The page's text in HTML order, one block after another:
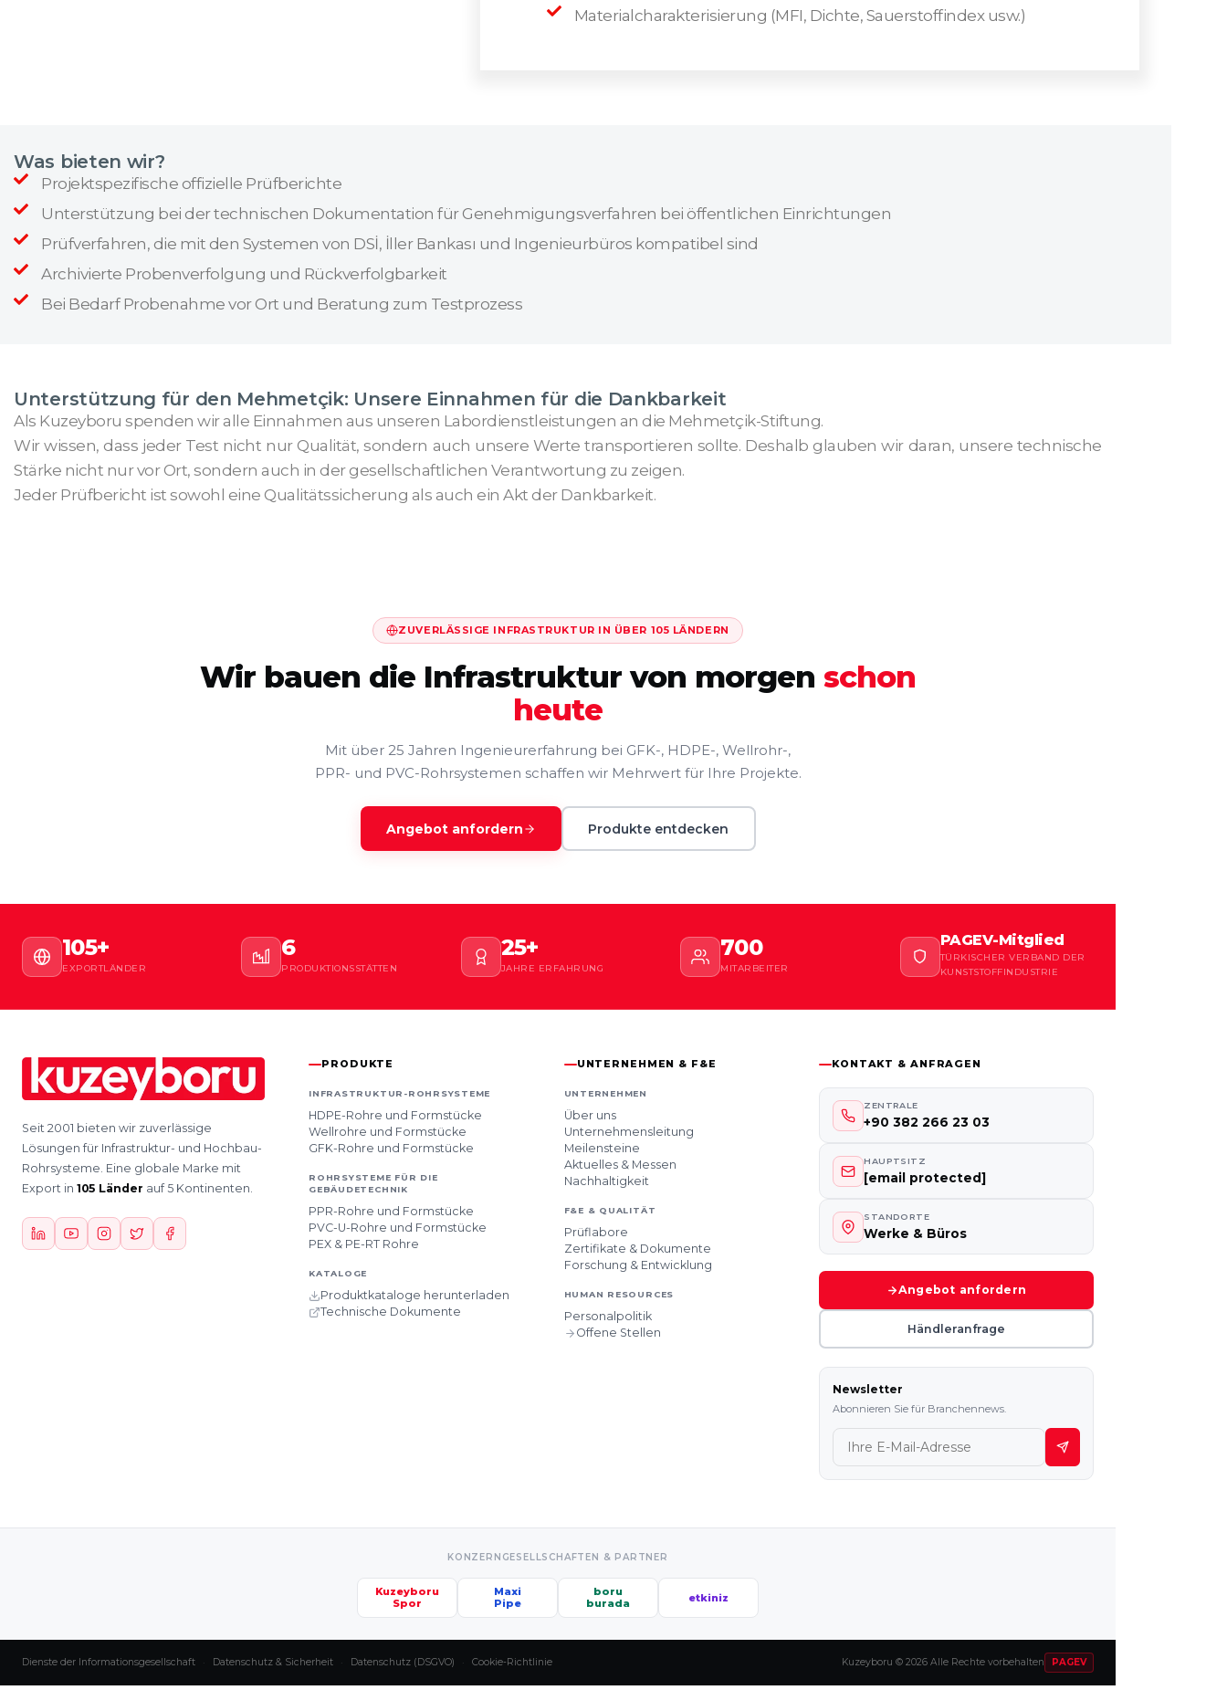
Materialcharakterisierung (MFI, Dichte, Sauerstoffindex usw.)
Was bieten wir?
Projektspezifische offizielle Prüfberichte
Unterstützung bei der technischen Dokumentation für Genehmigungsverfahren bei öffentlichen Einrichtungen
Prüfverfahren, die mit den Systemen von DSİ, İller Bankası und Ingenieurbüros kompatibel sind
Archivierte Probenverfolgung und Rückverfolgbarkeit
Bei Bedarf Probenahme vor Ort und Beratung zum Testprozess
Unterstützung für den Mehmetçik: Unsere Einnahmen für die Dankbarkeit
Als Kuzeyboru spenden wir alle Einnahmen aus unseren Labordienstleistungen an die Mehmetçik-Stiftung.
Wir wissen, dass jeder Test nicht nur Qualität, sondern auch unsere Werte transportieren sollte. Deshalb glauben wir daran, unsere technische
Stärke nicht nur vor Ort, sondern auch in der gesellschaftlichen Verantwortung zu zeigen.
Jeder Prüfbericht ist sowohl eine Qualitätssicherung als auch ein Akt der Dankbarkeit.
ZUVERLÄSSIGE INFRASTRUKTUR IN ÜBER 105 LÄNDERN
Wir bauen die Infrastruktur von morgen schon
heute
Mit über 25 Jahren Ingenieurerfahrung bei GFK-, HDPE-, Wellrohr-,
PPR- und PVC-Rohrsystemen schaffen wir Mehrwert für Ihre Projekte.
Angebot anfordern Produkte entdecken
105+
EXPORTLÄNDER
6
PRODUKTIONSSTÄTTEN
25+
JAHRE ERFAHRUNG
700
MITARBEITER
PAGEV-Mitglied
TÜRKISCHER VERBAND DER
KUNSTSTOFFINDUSTRIE
Seit 2001 bieten wir zuverlässige
Lösungen für Infrastruktur- und Hochbau-
Rohrsysteme. Eine globale Marke mit
Export in 105 Länder auf 5 Kontinenten.
PRODUKTE
INFRASTRUKTUR-ROHRSYSTEME
HDPE-Rohre und Formstücke
Wellrohre und Formstücke
GFK-Rohre und Formstücke
ROHRSYSTEME FÜR DIE
GEBÄUDETECHNIK
PPR-Rohre und Formstücke
PVC-U-Rohre und Formstücke
PEX & PE-RT Rohre
KATALOGE
Produktkataloge herunterladen
Technische Dokumente
UNTERNEHMEN & F&E
UNTERNEHMEN
Über uns
Unternehmensleitung
Meilensteine
Aktuelles & Messen
Nachhaltigkeit
F&E & QUALITÄT
Prüflabore
Zertifikate & Dokumente
Forschung & Entwicklung
HUMAN RESOURCES
Personalpolitik
Offene Stellen
KONTAKT & ANFRAGEN
ZENTRALE
+90 382 266 23 03
HAUPTSITZ
[email protected]
STANDORTE
Werke & Büros
Angebot anfordern
Händleranfrage
Newsletter
Abonnieren Sie für Branchennews.
KONZERNGESELLSCHAFTEN & PARTNER
Kuzeyboru
Spor
Maxi
Pipe
boru
burada
etkiniz
Dienste der Informationsgesellschaft · Datenschutz & Sicherheit · Datenschutz (DSGVO) · Cookie-Richtlinie Kuzeyboru © 2026 Alle Rechte vorbehalten PAGEV